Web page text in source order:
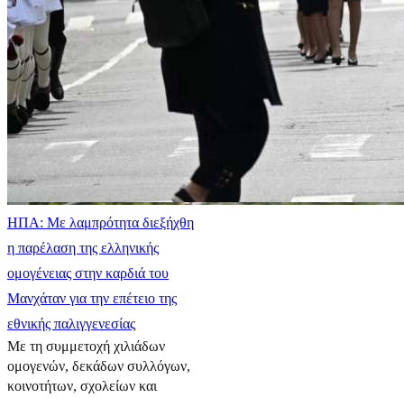
ΗΠΑ: Με λαμπρότητα διεξήχθη
η παρέλαση της ελληνικής
ομογένειας στην καρδιά του
Μανχάταν για την επέτειο της
εθνικής παλιγγενεσίας
Με τη συμμετοχή χιλιάδων
ομογενών, δεκάδων συλλόγων,
κοινοτήτων, σχολείων και